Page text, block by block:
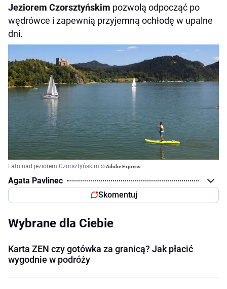
Jeziorem Czorsztyńskim pozwolą odpocząć po
wędrówce i zapewnią przyjemną ochłodę w upalne
dni.
Lato nad jeziorem Czorsztyńskim © Adobe Express
Agata Pavlinec
Skomentuj
Wybrane dla Ciebie
Karta ZEN czy gotówka za granicą? Jak płacić
wygodnie w podróży